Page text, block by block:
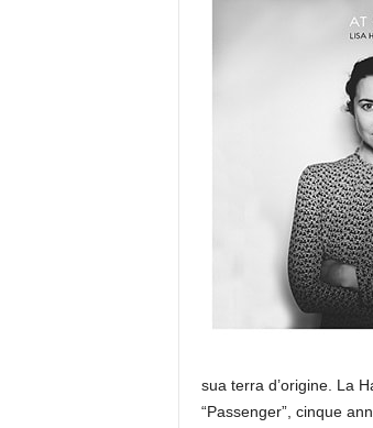
sua terra d’origine. La
“Passenger”, cinque